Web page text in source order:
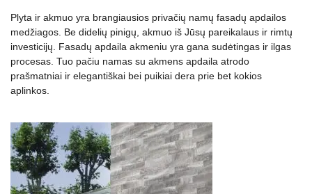
Plyta ir akmuo yra brangiausios privačių namų fasadų apdailos
medžiagos. Be didelių pinigų, akmuo iš Jūsų pareikalaus ir rimtų
investicijų. Fasadų apdaila akmeniu yra gana sudėtingas ir ilgas
procesas. Tuo pačiu namas su akmens apdaila atrodo
prašmatniai ir elegantiškai bei puikiai dera prie bet kokios
aplinkos.